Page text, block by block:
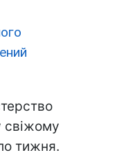
свіжому
тижня.